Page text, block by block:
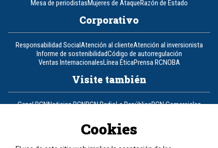
Mesa de periodistasMujeres de AtaqueRazón de Estado
Corporativo
Responsabilidad SocialAtención al clienteAtención al inversionista
Informe de sostenibilidadCódigo de autorregulación
Ventas InternacionalesLínea ÉticaPrensa RCNOBA
Visite también
Canal RCNNoticias RCNRCN RadioLa RepúblicaRCN Comerciales
Un producto de RCN Televisión
Contáctenos
Cookies